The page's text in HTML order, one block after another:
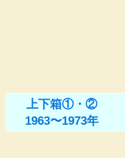
上下箱①・②
1963〜1973年